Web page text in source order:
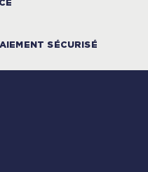
SÉCURISÉ